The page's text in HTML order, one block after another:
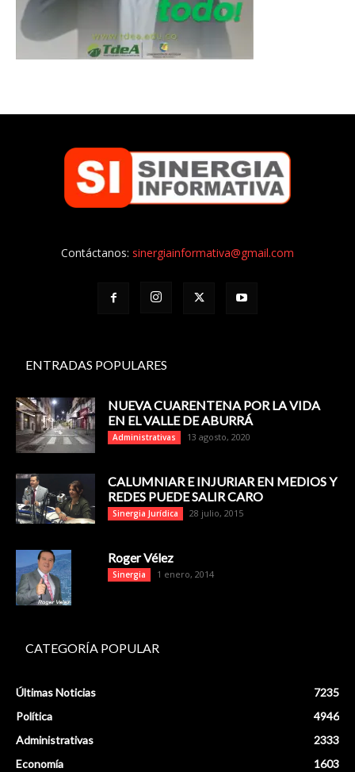
Contáctanos: sinergiainformativa@gmail.com
ENTRADAS POPULARES
NUEVA CUARENTENA POR LA VIDA
EN EL VALLE DE ABURRÁ
Administrativas 13 agosto, 2020
CALUMNIAR E INJURIAR EN MEDIOS Y
REDES PUEDE SALIR CARO
Sinergia Jurídica 28 julio, 2015
Roger Vélez
Sinergia 1 enero, 2014
CATEGORÍA POPULAR
Últimas Noticias
7235
Política
4946
Administrativas
2333
Economía
1603